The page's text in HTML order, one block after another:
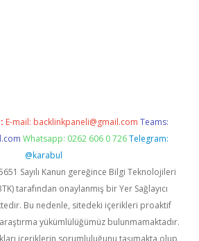
E-mail: backlinkpaneli@gmail.com Teams:
Whatsapp: 0262 606 0 726 Telegram:
@karabul
Sayılı Kanun gereğince Bilgi Teknolojileri
tarafından onaylanmış bir Yer Sağlayıcı
Bu nedenle, sitedeki içerikleri proaktif
yükümlülüğümüz bulunmamaktadır.
içeriklerin sorumluluğunu taşımakta olup,